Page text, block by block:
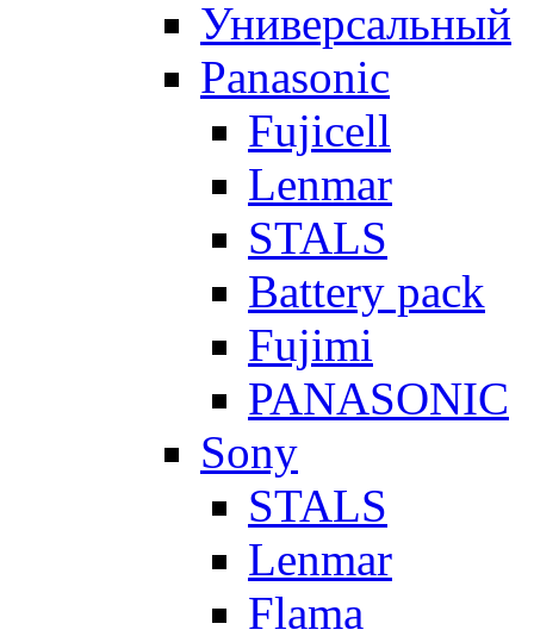
Универсальный
Panasonic
Fujicell
Lenmar
STALS
Battery pack
Fujimi
PANASONIC
Sony
STALS
Lenmar
Flama